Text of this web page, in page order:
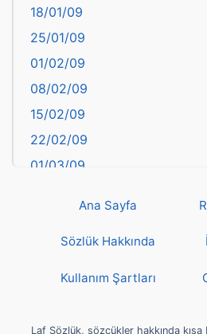
Batman
Bayburt
Bilecik
Bingöl
Bitlis
Bolu
Burdur
Çankırı
Çorum
18/01/09
25/01/09
01/02/09
08/02/09
15/02/09
22/02/09
01/03/09
22/03/09
Ana Sayfa
Sözlük Hakkında
Kullanım Şartları
Laf Sözlük, sözcükler hakkında